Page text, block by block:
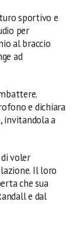
sportivo e
per
al braccio
ad
e dichiara
invitandola a
voler
Il loro
che sua
e dal